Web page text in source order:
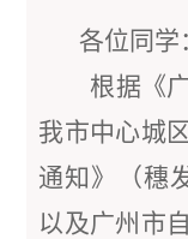
各位同学
根据《
我市中心城
通知》（穗
以及广州市